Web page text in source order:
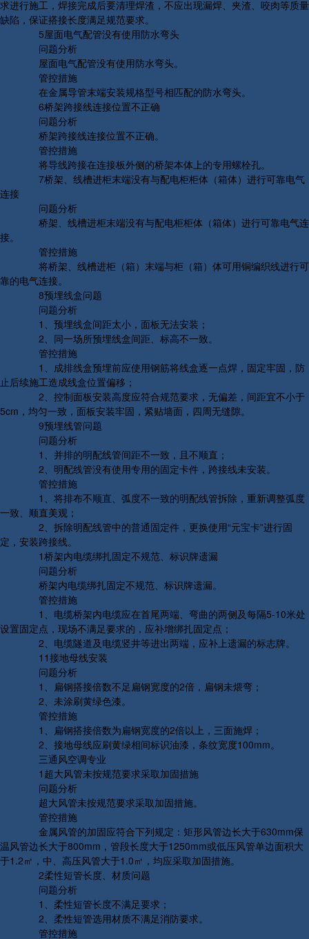
求进行施工，焊接完成后要清理焊渣，不应出现漏焊、夹渣、咬肉等质量
缺陷，保证搭接长度满足规范要求。
5屋面电气配管没有使用防水弯头
问题分析
屋面电气配管没有使用防水弯头。
管控措施
在金属导管末端安装规格型号相匹配的防水弯头。
6桥架跨接线连接位置不正确
问题分析
桥架跨接线连接位置不正确。
管控措施
将导线跨接在连接板外侧的桥架本体上的专用螺栓孔。
7桥架、线槽进柜末端没有与配电柜柜体（箱体）进行可靠电气
连接
问题分析
桥架、线槽进柜末端没有与配电柜柜体（箱体）进行可靠电气连
接。
管控措施
将桥架、线槽进柜（箱）末端与柜（箱）体可用铜编织线进行可
靠的电气连接。
8预埋线盒问题
问题分析
1、预埋线盒间距太小，面板无法安装；
2、同一场所预埋线盒间距、标高不一致。
管控措施
1、成排线盒预埋前应使用钢筋将线盒逐一点焊，固定牢固，防
止后续施工造成线盒位置偏移；
2、控制面板安装高度应符合规范要求，无偏差，间距宜不小于
5cm，均匀一致，面板安装牢固，紧贴墙面，四周无缝隙。
9预埋线管问题
问题分析
1、并排的明配线管间距不一致，且不顺直；
2、明配线管没有使用专用的固定卡件，跨接线未安装。
管控措施
1、将排布不顺直、弧度不一致的明配线管拆除，重新调整弧度
一致、顺直美观；
2、拆除明配线管中的普通固定件，更换使用“元宝卡”进行固
定，安装跨接线。
1桥架内电缆绑扎固定不规范、标识牌遗漏
问题分析
桥架内电缆绑扎固定不规范、标识牌遗漏。
管控措施
1、电缆桥架内电缆应在首尾两端、弯曲的两侧及每隔5-10米处
设置固定点，现场不满足要求的，应补增绑扎固定点；
2、电缆隧道及电缆竖井等进出两端，应补上遗漏的标志牌。
11接地母线安装
问题分析
1、扁钢搭接倍数不足扁钢宽度的2倍，扁钢未煨弯；
2、未涂刷黄绿色漆。
管控措施
1、扁钢搭接倍数为扁钢宽度的2倍以上，三面施焊；
2、接地母线应刷黄绿相间标识油漆，条纹宽度100mm。
三通风空调专业
1超大风管未按规范要求采取加固措施
问题分析
超大风管未按规范要求采取加固措施。
管控措施
金属风管的加固应符合下列规定：矩形风管边长大于630mm保
温风管边长大于800mm，管段长度大于1250mm或低压风管单边面积大
于1.2㎡，中、高压风管大于1.0㎡，均应采取加固措施。
2柔性短管长度、材质问题
问题分析
1、柔性短管长度不满足要求；
2、柔性短管选用材质不满足消防要求。
管控措施